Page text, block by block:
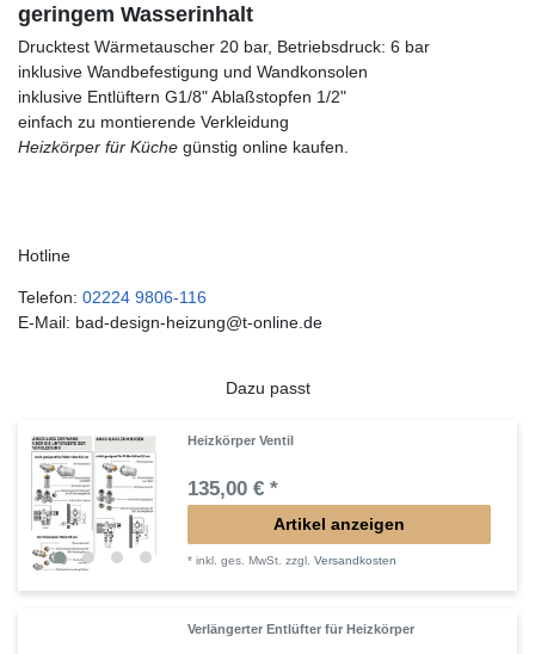
geringem Wasserinhalt
Drucktest Wärmetauscher 20 bar, Betriebsdruck: 6 bar
inklusive Wandbefestigung und Wandkonsolen
inklusive Entlüftern G1/8" Ablaßstopfen 1/2"
einfach zu montierende Verkleidung
Heizkörper für Küche günstig online kaufen.
Hotline
Telefon: 02224 9806-116
E-Mail: bad-design-heizung@t-online.de
Dazu passt
Heizkörper Ventil
135,00 € *
Artikel anzeigen
*inkl. ges. MwSt. zzgl.Versandkosten
Verlängerter Entlüfter für Heizkörper